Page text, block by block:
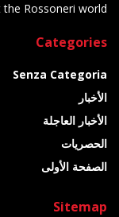
Rossoneri world.
Categories
Senza Categoria
الأخبار
الأخبار العاجلة
الحصريات
الصفحة الأولى
Sitemap